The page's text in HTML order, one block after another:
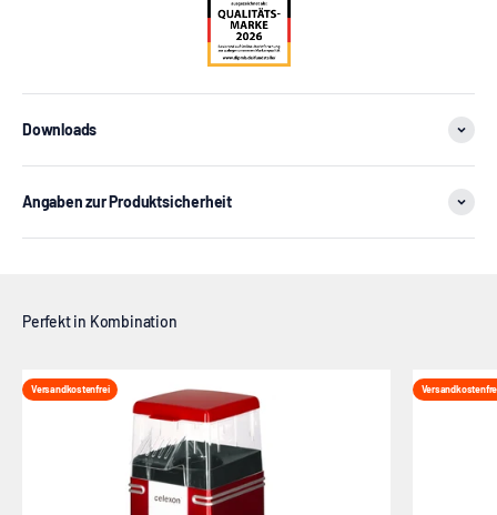
Downloads
Angaben zur Produktsicherheit
Versandkostenfrei